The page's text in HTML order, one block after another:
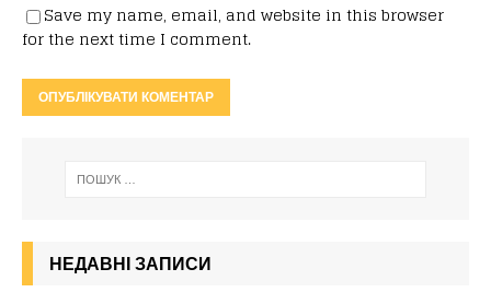
Save my name, email, and website in this browser
for the next time I comment.
НЕДАВНІ ЗАПИСИ